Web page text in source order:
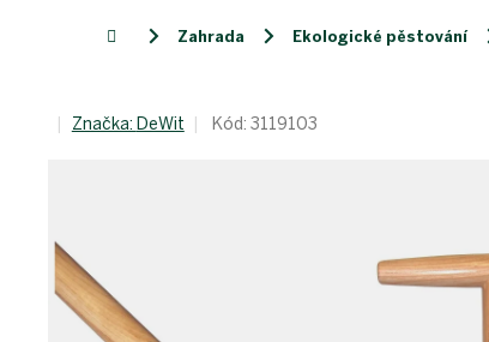
Domů Zahrada Ekologické pěstování
Značka: DeWit Kód: 3119103